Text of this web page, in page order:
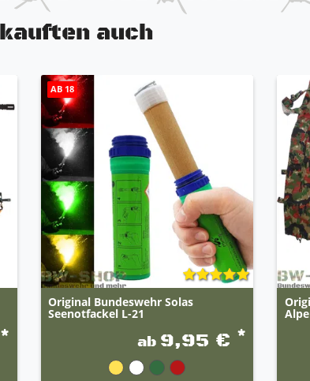
auch
*
AB 18
Original Bundeswehr Solas
Seenotfackel L-21
ab 9,95 € *